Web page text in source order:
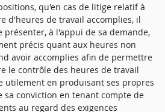
qu'en cas de litige relatif à
d'heures de travail accomplies, il
à l'appui de sa demande,
précis quant aux heures non
avoir accomplies afin de permettre
le contrôle des heures de travail
utilement en produisant ses propres
sa conviction en tenant compte de
au regard des exigences